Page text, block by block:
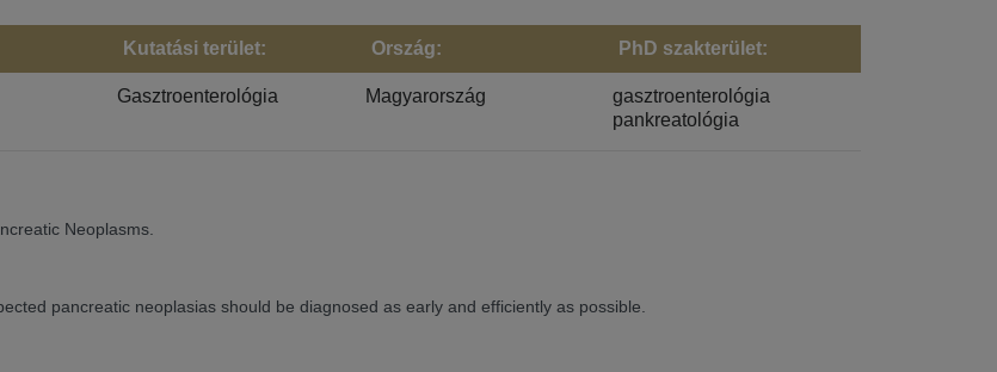
Kutatási terület:
Gasztroenterológia
Ország:
Magyarország
PhD szakterület:
gasztroenterológia
pankreatológia
Neoplasms.
pancreatic neoplasias should be diagnosed as early and efficiently as possible.